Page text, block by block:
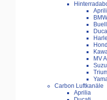
BMW
Buell
MV
Carbon Luftkanäle
Aprilia